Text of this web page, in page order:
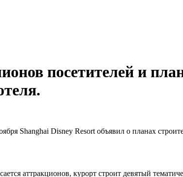
посетителей и
Shanghai Disney Resort объявил о планах
аттракционов, курорт строит девятый